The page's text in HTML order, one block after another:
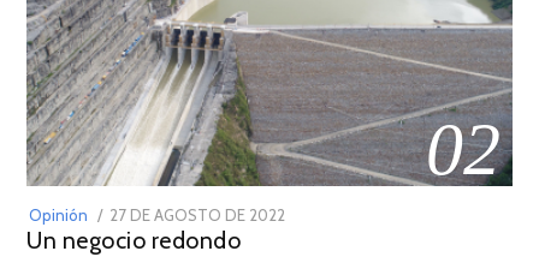
02
Opinión
POSTED
ON
27 DE AGOSTO DE 2022
Un negocio redondo